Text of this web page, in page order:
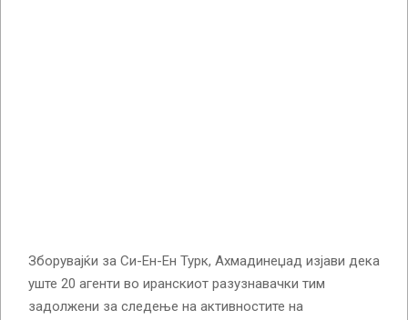
Зборувајќи за Си-Ен-Ен Турк, Ахмадинеџад изјави дека
уште 20 агенти во иранскиот разузнавачки тим
задолжени за следење на активностите на